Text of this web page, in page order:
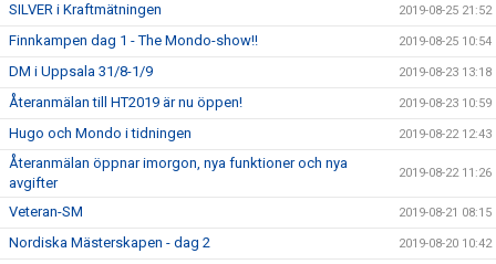
SILVER i Kraftmätningen 2019-08-25 21:52
Finnkampen dag 1 - The Mondo-show!! 2019-08-25 10:54
DM i Uppsala 31/8-1/9 2019-08-23 13:18
Återanmälan till HT2019 är nu öppen! 2019-08-23 10:59
Hugo och Mondo i tidningen 2019-08-22 12:43
Återanmälan öppnar imorgon, nya funktioner och nya
avgifter
2019-08-22 11:26
Veteran-SM 2019-08-21 08:15
Nordiska Mästerskapen - dag 2 2019-08-20 10:42